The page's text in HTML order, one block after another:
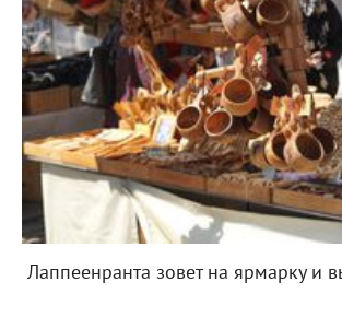
Лаппеенранта зовет на ярмарку и